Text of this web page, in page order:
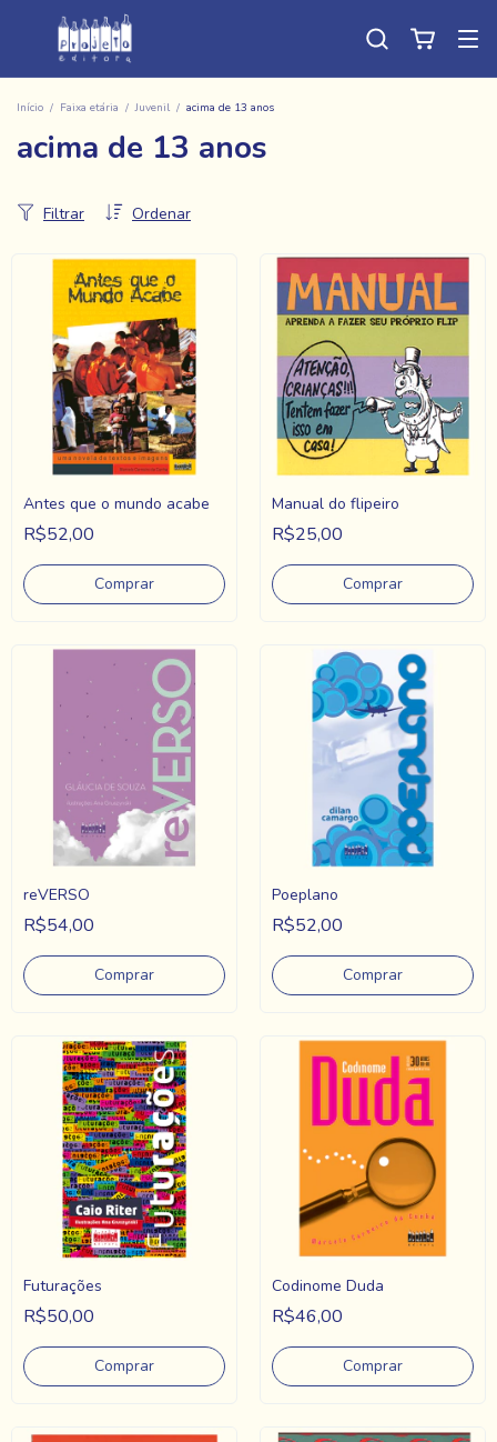
Início / Faixa etária / Juvenil / acima de 13 anos
acima de 13 anos
Ordenar
Filtrar
Antes que o mundo acabe
R$52,00
Manual do flipeiro
R$25,00
reVERSO
R$54,00
Poeplano
R$52,00
Futurações
R$50,00
Codinome Duda
R$46,00